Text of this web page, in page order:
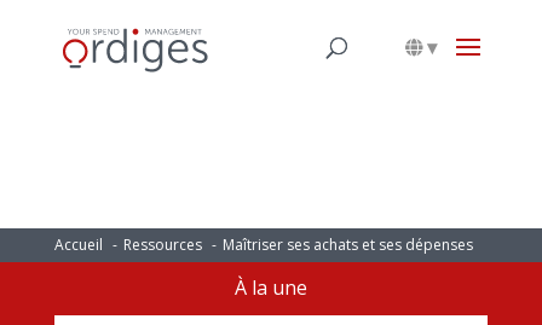
▾
Accueil Ressources Maîtriser ses achats et ses dépenses
À la une